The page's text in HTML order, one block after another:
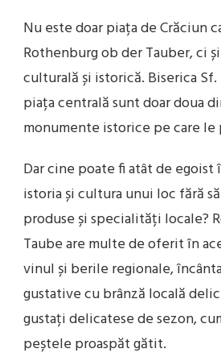
Nu este doar piața de Crăciun
Rothenburg ob der Tauber, ci
culturală și istorică. Biserica
piața centrală sunt doar doua
monumente istorice pe care
Dar cine poate fi atât de
istoria și cultura unui loc fără
produse și specialități locale?
Taube are multe de oferit în
vinul și berile regionale,
gustative cu brânză locală
gustați delicatese de sezon,
peștele proaspăt gătit.